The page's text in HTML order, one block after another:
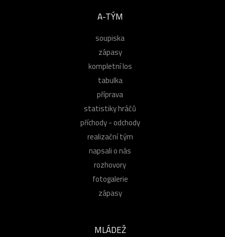
A-TÝM
soupiska
zápasy
kompletní los
tabulka
příprava
statistiky hráčů
příchody - odchody
realizační tým
napsali o nás
rozhovory
fotogalerie
zápasy
MLÁDEŽ